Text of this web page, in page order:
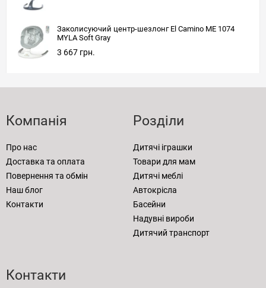
Заколисуючий центр-шезлонг El Camino ME 1074
MYLA Soft Gray
3 667 грн.
Компанія
Про нас
Доставка та оплата
Повернення та обмін
Наш блог
Контакти
Розділи
Дитячі іграшки
Товари для мам
Дитячі меблі
Автокрісла
Басейни
Надувні вироби
Дитячий транспорт
Контакти